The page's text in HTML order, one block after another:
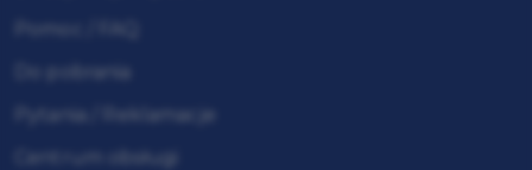
Do pobrania
Pytania / Reklamacje
Centrum obsługi